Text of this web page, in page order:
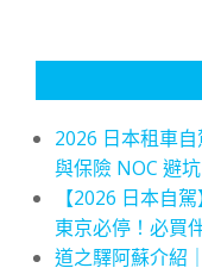
2026 日本租車
與保險 NOC 避坑
【2026 日本自
東京必停！必買
道之驛阿蘇介紹